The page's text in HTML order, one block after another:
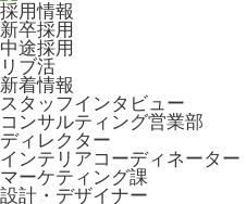
採用情報
新卒採用
中途採用
リブ活
新着情報
スタッフインタビュー
コンサルティング営業部
ディレクター
インテリアコーディネーター
マーケティング課
設計・デザイナー